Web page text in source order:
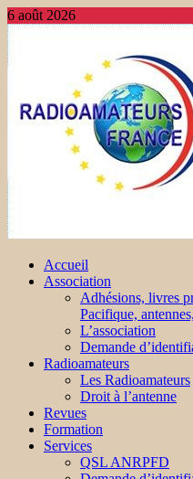
6 août 2026
Accueil
Association
Adhésions, livres
Pacifique,
L’association
Demande
Radioamateurs
Les Radioamateurs
Droit à l’antenne
Revues
Formation
Services
QSL ANRPFD